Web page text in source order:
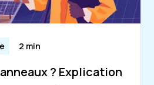
2 min
? Explication